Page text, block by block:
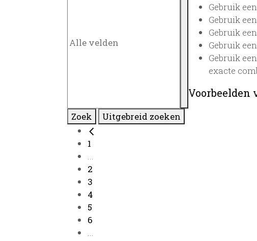
Gebruik een
Gebruik een
Gebruik een
Gebruik een
Gebruik een
exacte
Voorbeelden
Zoek Uitgebreid zoeken
1
...
2
3
4
5
6
...